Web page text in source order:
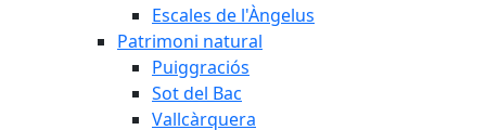
Escales de l'Àngelus
Patrimoni natural
Puiggraciós
Sot del Bac
Vallcàrquera